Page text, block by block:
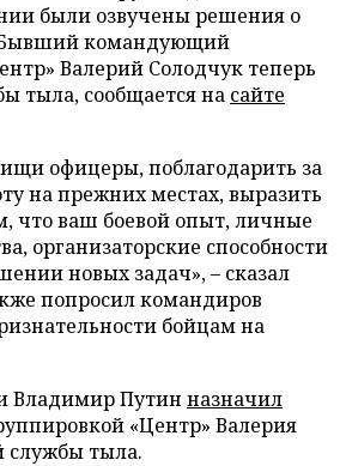
были озвучены решения о
Бывший командующий
Валерий Солодчук теперь
тыла, сообщается на сайте
офицеры, поблагодарить за
на прежних местах, выразить
что ваш боевой опыт, личные
организаторские способности
новых задач», – сказал
попросил командиров
бойцам на
Владимир Путин назначил
«Центр» Валерия
службы тыла.